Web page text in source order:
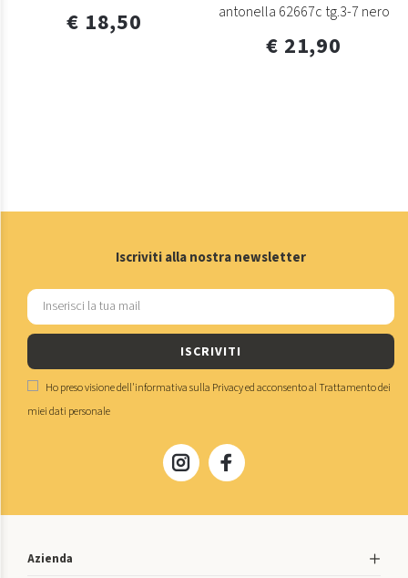
€ 18,50
antonella 62667c tg.3-7 nero
€ 21,90
Iscriviti alla nostra newsletter
ISCRIVITI
Ho preso visione dell'informativa sulla Privacyed acconsento alTrattamento dei
miei dati personale
Azienda